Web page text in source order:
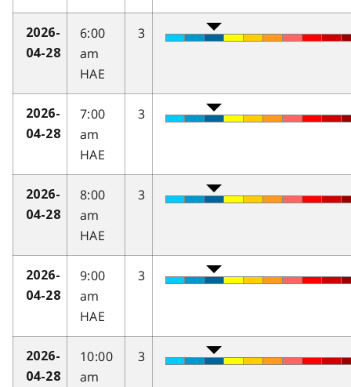
2026-
04-28
6:00
am
HAE
3
2026-
04-28
7:00
am
HAE
3
2026-
04-28
8:00
am
HAE
3
2026-
04-28
9:00
am
HAE
3
2026-
04-28
10:00
am
3